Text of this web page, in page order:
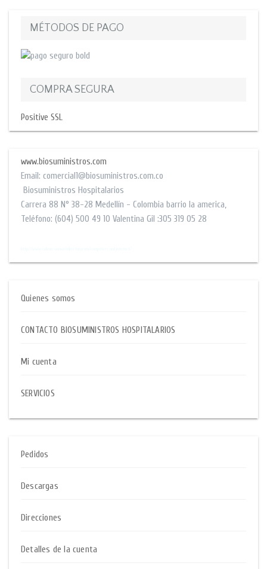
MÉTODOS DE PAGO
COMPRA SEGURA
Positive SSL
www.biosuministros.com
Email: comercial1@biosuministros.com.co
Biosuministros Hospitalarios
Carrera 88 N° 38-28 Medellín - Colombia barrio la america,
Teléfono: (604) 500 49 10 Valentina Gil :305 319 05 28
Quienes somos
CONTACTO BIOSUMINISTROS HOSPITALARIOS
Mi cuenta
SERVICIOS
Pedidos
Descargas
Direcciones
Detalles de la cuenta